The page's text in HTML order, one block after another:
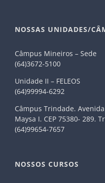
NOSSAS UNIDADES/
Câmpus Mineiros – Sede
(64)3672-5100
Unidade II – FELEOS
(64)99994-6292
Câmpus Trindade.
Maysa I. CEP 75380- 289.
(64)99654-7657
NOSSOS CURSOS